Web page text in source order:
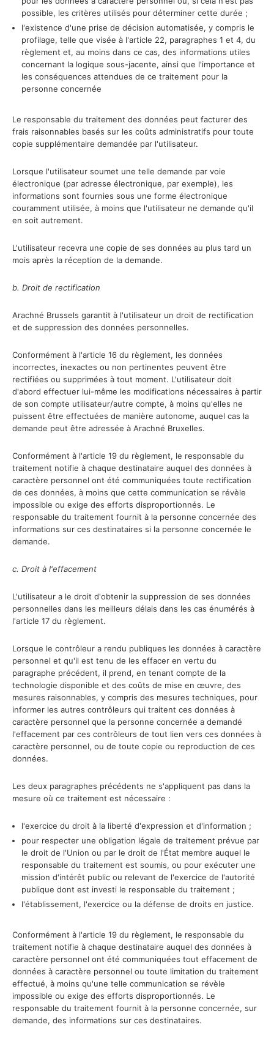
possible, les critères utilisés pour déterminer cette durée ;
l'existence d'une prise de décision automatisée, y compris le
profilage, telle que visée à l'article 22, paragraphes 1 et 4, du
règlement et, au moins dans ce cas, des informations utiles
concernant la logique sous-jacente, ainsi que l'importance et
les conséquences attendues de ce traitement pour la
personne concernée
Le responsable du traitement des données peut facturer des
frais raisonnables basés sur les coûts administratifs pour toute
copie supplémentaire demandée par l'utilisateur.
Lorsque l'utilisateur soumet une telle demande par voie
électronique (par adresse électronique, par exemple), les
informations sont fournies sous une forme électronique
couramment utilisée, à moins que l'utilisateur ne demande qu'il
en soit autrement.
L'utilisateur recevra une copie de ses données au plus tard un
mois après la réception de la demande.
b. Droit de rectification
Arachné Brussels garantit à l'utilisateur un droit de rectification
et de suppression des données personnelles.
Conformément à l'article 16 du règlement, les données
incorrectes, inexactes ou non pertinentes peuvent être
rectifiées ou supprimées à tout moment. L'utilisateur doit
d'abord effectuer lui-même les modifications nécessaires à partir
de son compte utilisateur/autre compte, à moins qu'elles ne
puissent être effectuées de manière autonome, auquel cas la
demande peut être adressée à Arachné Bruxelles.
Conformément à l'article 19 du règlement, le responsable du
traitement notifie à chaque destinataire auquel des données à
caractère personnel ont été communiquées toute rectification
de ces données, à moins que cette communication se révèle
impossible ou exige des efforts disproportionnés. Le
responsable du traitement fournit à la personne concernée des
informations sur ces destinataires si la personne concernée le
demande.
c. Droit à l'effacement
L'utilisateur a le droit d'obtenir la suppression de ses données
personnelles dans les meilleurs délais dans les cas énumérés à
l'article 17 du règlement.
Lorsque le contrôleur a rendu publiques les données à caractère
personnel et qu'il est tenu de les effacer en vertu du
paragraphe précédent, il prend, en tenant compte de la
technologie disponible et des coûts de mise en œuvre, des
mesures raisonnables, y compris des mesures techniques, pour
informer les autres contrôleurs qui traitent ces données à
caractère personnel que la personne concernée a demandé
l'effacement par ces contrôleurs de tout lien vers ces données à
caractère personnel, ou de toute copie ou reproduction de ces
données.
Les deux paragraphes précédents ne s'appliquent pas dans la
mesure où ce traitement est nécessaire :
l'exercice du droit à la liberté d'expression et d'information ;
pour respecter une obligation légale de traitement prévue par
le droit de l'Union ou par le droit de l'État membre auquel le
responsable du traitement est soumis, ou pour exécuter une
mission d'intérêt public ou relevant de l'exercice de l'autorité
publique dont est investi le responsable du traitement ;
l'établissement, l'exercice ou la défense de droits en justice.
Conformément à l'article 19 du règlement, le responsable du
traitement notifie à chaque destinataire auquel des données à
caractère personnel ont été communiquées tout effacement de
données à caractère personnel ou toute limitation du traitement
effectué, à moins qu'une telle communication se révèle
impossible ou exige des efforts disproportionnés. Le
responsable du traitement fournit à la personne concernée, sur
demande, des informations sur ces destinataires.